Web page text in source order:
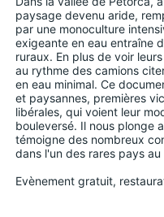
paysage devenu aride,
par une monoculture
exigeante en eau entraîne
ruraux. En plus de voir
au rythme des camions
en eau minimal. Ce
et paysannes, premières
libérales, qui voient leur
bouleversé. Il nous plonge
témoigne des nombreux
dans l'un des rares pays
Evènement gratuit,